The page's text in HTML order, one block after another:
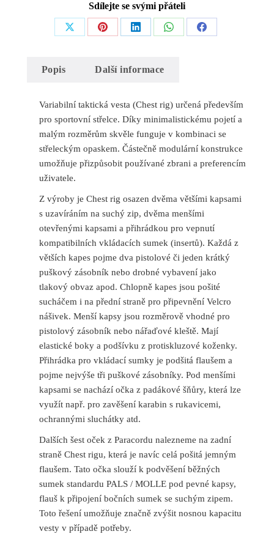
Sdílejte se svými přáteli
Share
Share
Pinterest
Share
LinkedIn
Share
Share
Popis Další informace
Variabilní taktická vesta (Chest rig) určená především
pro sportovní střelce. Díky minimalistickému pojetí a
malým rozměrům skvěle funguje v kombinaci se
střeleckým opaskem. Částečně modulární konstrukce
umožňuje přizpůsobit používané zbrani a preferencím
uživatele.
Z výroby je Chest rig osazen dvěma většími kapsami
s uzavíráním na suchý zip, dvěma menšími
otevřenými kapsami a přihrádkou pro vepnutí
kompatibilních vkládacích sumek (insertů). Každá z
větších kapes pojme dva pistolové či jeden krátký
puškový zásobník nebo drobné vybavení jako
tlakový obvaz apod. Chlopně kapes jsou pošité
sucháčem i na přední straně pro připevnění Velcro
nášivek. Menší kapsy jsou rozměrově vhodné pro
pistolový zásobník nebo nářaďové kleště. Mají
elastické boky a podšívku z protiskluzové koženky.
Přihrádka pro vkládací sumky je podšitá flaušem a
pojme nejvýše tři puškové zásobníky. Pod menšími
kapsami se nachází očka z padákové šňůry, která lze
využít např. pro zavěšení karabin s rukavicemi,
ochrannými sluchátky atd.
Dalších šest oček z Paracordu nalezneme na zadní
straně Chest rigu, která je navíc celá pošitá jemným
flaušem. Tato očka slouží k podvěšení běžných
sumek standardu PALS / MOLLE pod pevné kapsy,
flauš k připojení bočních sumek se suchým zipem.
Toto řešení umožňuje značně zvýšit nosnou kapacitu
vesty v případě potřeby.